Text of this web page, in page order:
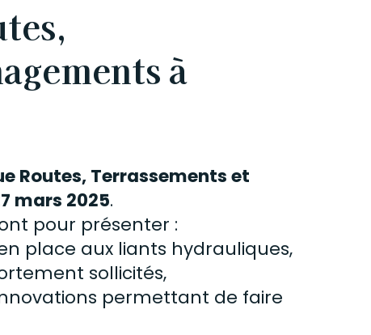
à
Routes, Terrassements et
mars 2025.
pour présenter :
place aux liants hydrauliques,
sollicités,
permettant de faire